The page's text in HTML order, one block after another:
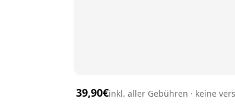
39,90€inkl. aller Gebühren · keine